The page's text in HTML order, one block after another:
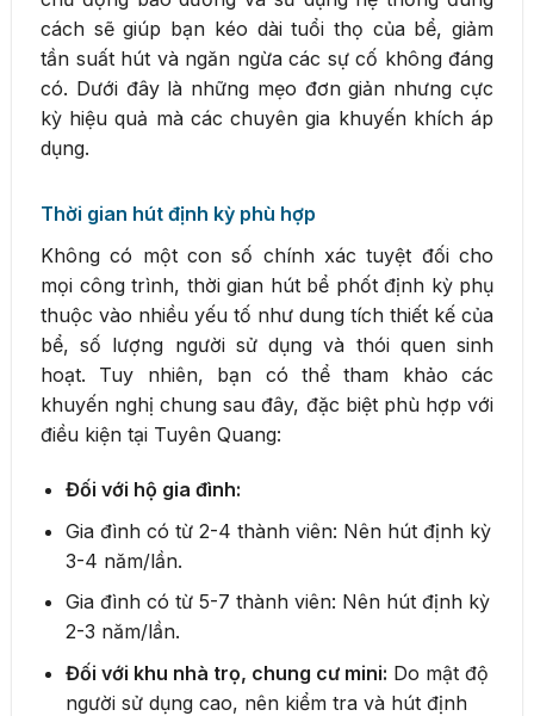
cách sẽ giúp bạn kéo dài tuổi thọ của bể, giảm
tần suất hút và ngăn ngừa các sự cố không đáng
có. Dưới đây là những mẹo đơn giản nhưng cực
kỳ hiệu quả mà các chuyên gia khuyến khích áp
dụng.
Thời gian hút định kỳ phù hợp
Không có một con số chính xác tuyệt đối cho
mọi công trình, thời gian hút bể phốt định kỳ phụ
thuộc vào nhiều yếu tố như dung tích thiết kế của
bể, số lượng người sử dụng và thói quen sinh
hoạt. Tuy nhiên, bạn có thể tham khảo các
khuyến nghị chung sau đây, đặc biệt phù hợp với
điều kiện tại Tuyên Quang:
Đối với hộ gia đình:
Gia đình có từ 2-4 thành viên: Nên hút định kỳ
3-4 năm/lần.
Gia đình có từ 5-7 thành viên: Nên hút định kỳ
2-3 năm/lần.
Đối với khu nhà trọ, chung cư mini: Do mật độ
người sử dụng cao, nên kiểm tra và hút định